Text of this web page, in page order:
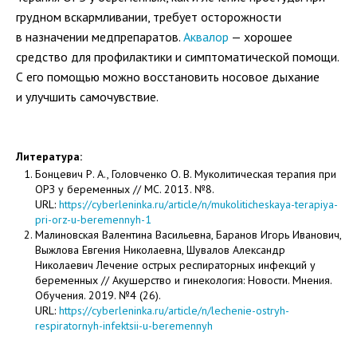
грудном вскармливании, требует осторожности
в назначении медпрепаратов. Аквалор — хорошее
средство для профилактики и симптоматической помощи.
С его помощью можно восстановить носовое дыхание
и улучшить самочувствие.
Литература:
Бонцевич Р. А., Головченко О. В. Муколитическая терапия при
ОРЗ у беременных // МС. 2013. №8.
URL: https://cyberleninka.ru/article/n/mukoliticheskaya-terapiya-
pri-orz-u-beremennyh-1
Малиновская Валентина Васильевна, Баранов Игорь Иванович,
Выжлова Евгения Николаевна, Шувалов Александр
Николаевич Лечение острых респираторных инфекций у
беременных // Акушерство и гинекология: Новости. Мнения.
Обучения. 2019. №4 (26).
URL: https://cyberleninka.ru/article/n/lechenie-ostryh-
respiratornyh-infektsii-u-beremennyh